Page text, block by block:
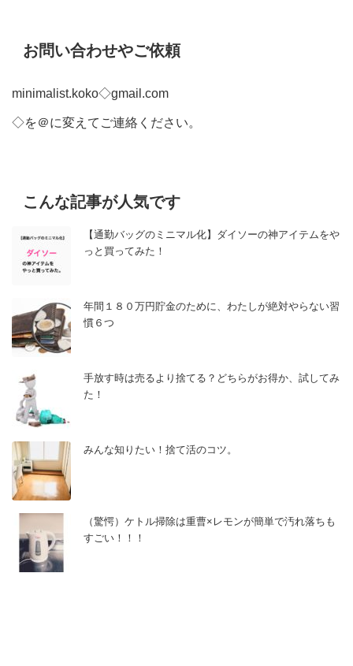
お問い合わせやご依頼
minimalist.koko◇gmail.com
◇を＠に変えてご連絡ください。
こんな記事が人気です
【通勤バッグのミニマル化】ダイソーの神アイテムをや
っと買ってみた！
年間１８０万円貯金のために、わたしが絶対やらない習
慣６つ
手放す時は売るより捨てる？どちらがお得か、試してみ
た！
みんな知りたい！捨て活のコツ。
（驚愕）ケトル掃除は重曹×レモンが簡単で汚れ落ちも
すごい！！！